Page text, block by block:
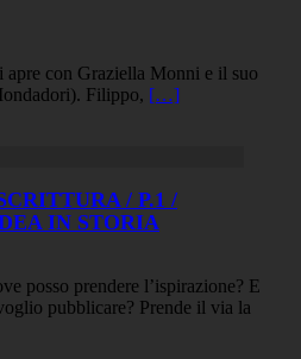
apre con Graziella Monni e il suo
Filippo, […]
/ P.1 /
IN STORIA
posso prendere l’ispirazione? E
pubblicare? Prende il via la